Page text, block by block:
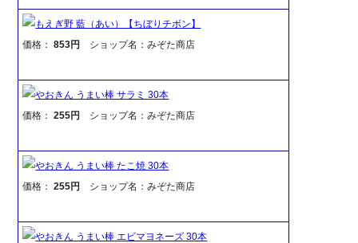
もえぎ野 藍（あい）【ちぼりチボン】
価格：853円 ショップ名：みぞた商店
やおきん うまい棒 サラミ 30本
価格：255円 ショップ名：みぞた商店
やおきん うまい棒 たこ焼 30本
価格：255円 ショップ名：みぞた商店
やおきん うまい棒 エビマヨネーズ 30本